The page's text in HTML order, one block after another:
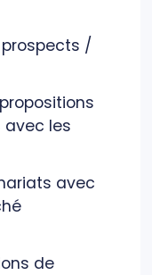
/
les
avec
de